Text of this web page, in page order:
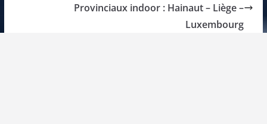
Provinciaux indoor : Hainaut – Liège –
Luxembourg